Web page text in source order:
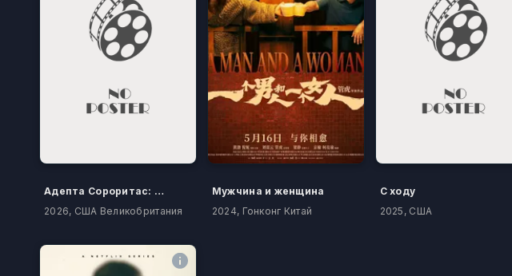
Адепта Сороритас: Покаяние
2026, США Великобритания
Мужчина и женщина
2024, Гонконг Китай
С ходу
2025, США